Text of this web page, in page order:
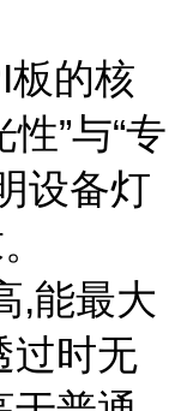
板的核
”与“专
设备灯
,能最大
过时无